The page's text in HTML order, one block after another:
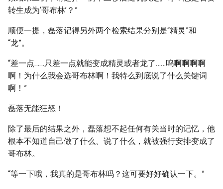
转生成为‘哥布林’？”
顺便一提，磊落记得另外两个检索结果分别是“精灵”和
“龙”。
“差一点……只差一点就能变成精灵或者龙了……呜啊啊啊啊
啊！为什么我会选哥布林啊！我特么到底说了什么关键词
啊！”
磊落无能狂怒！
除了最后的结果之外，磊落想不起任何有关当时的记忆，他
根本不知道自己做了什么、说了什么，就被强行安排变成了
哥布林。
“等一下哦，我真的是哥布林吗？这可要好好确认一下。”